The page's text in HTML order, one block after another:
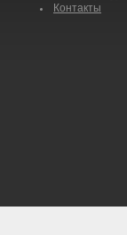
Контакты